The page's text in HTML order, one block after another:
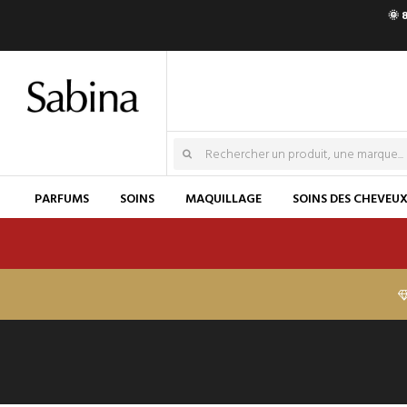
🌞
PARFUMS SOINS MAQUILLAGE SOINS DES CHEVEUX